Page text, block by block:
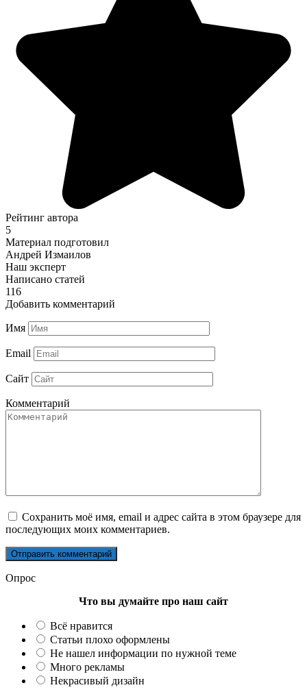
Рейтинг автора
5
Материал подготовил
Андрей Измаилов
Наш эксперт
Написано статей
116
Добавить комментарий
Имя
Email
Сайт
Комментарий
Сохранить моё имя, email и адрес сайта в этом браузере для
последующих моих комментариев.
Опрос
Что вы думайте про наш сайт
Всё нравится
Статьи плохо оформлены
Не нашел информации по нужной теме
Много рекламы
Некрасивый дизайн